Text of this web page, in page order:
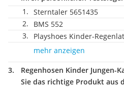
Sterntaler 5651435
BMS 552
Playshoes Kinder-
mehr anzeigen
Regenhosen Kinder Jungen-
Sie das richtige Produkt aus